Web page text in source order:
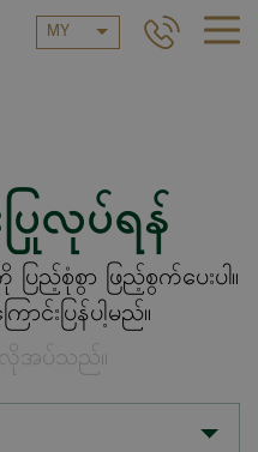
MY
ပြုလုပ်ရန်
ည့်စုံစွာ ဖြည့်စွက်ပေးပါ။
င်းပြန်ပါ့မည်။
အပ်သည်။